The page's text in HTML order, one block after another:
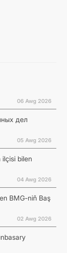
06 Awg 2026
дел
05 Awg 2026
bilen
04 Awg 2026
BMG-niň Baş
02 Awg 2026